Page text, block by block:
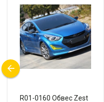
R01-0160 Обвес Zest